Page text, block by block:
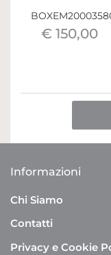
€ 150,00
Informazioni
Chi Siamo
Contatti
Privacy e Cookie